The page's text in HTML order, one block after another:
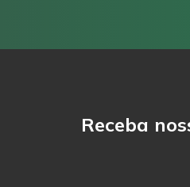
Receba